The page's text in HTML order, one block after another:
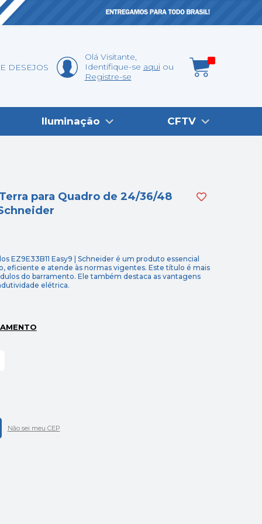
DESEJOS
Olá Visitante,
Identifique-se aqui
Registre-se
Iluminação CFTV
para Quadro de 24/36/48
EZ9E33B11 Easy9 | Schneider é um produto essencial
eficiente e atende às normas vigentes. Este título é mais
do barramento. Ele também destaca as vantagens
elétrica.